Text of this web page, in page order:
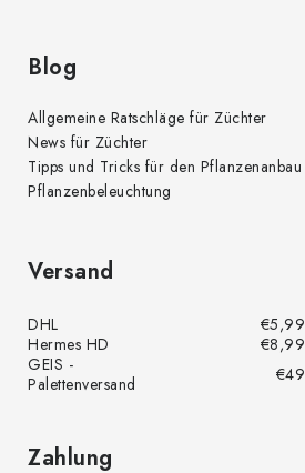
Blog
Allgemeine Ratschläge für Züchter
News für Züchter
Tipps und Tricks für den Pflanzenanbau
Pflanzenbeleuchtung
Versand
DHL
€5,99
Hermes HD
€8,99
GEIS -
Palettenversand
€49
Zahlung